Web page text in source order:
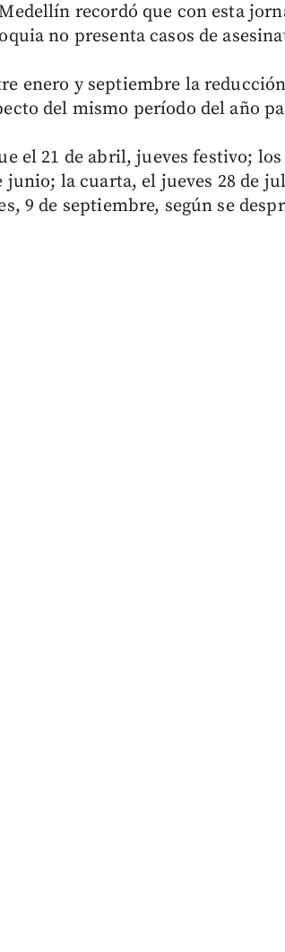
recordó que con esta
no presenta casos de
enero y septiembre la
del mismo período del año
el 21 de abril, jueves festivo;
junio; la cuarta, el jueves 28 de
9 de septiembre, según se